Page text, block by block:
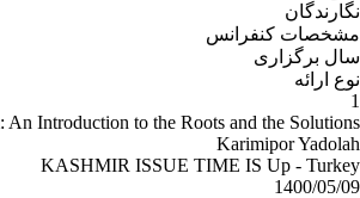
نگارندگان
مشخصات کنفرانس
سال برگزارى
نوع ارائه
1
An Introduction to the Roots and the Solutions
Karimipor Yadolah
KASHMIR ISSUE TIME IS Up - Turkey
1400/05/09